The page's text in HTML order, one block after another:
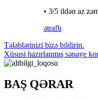
• 3/5 ildən az
ətraflı
Tələblərinizi bizə bildirin.
Xüsusi hazırlanmış sənaye
BAŞ QƏRAR